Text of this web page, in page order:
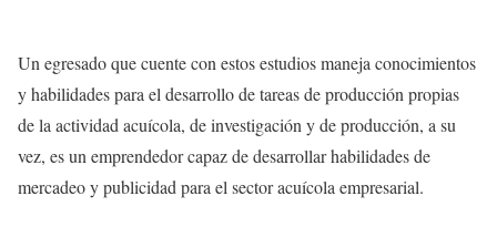
Un egresado que cuente con estos estudios maneja conocimientos
y habilidades para el desarrollo de tareas de producción propias
de la actividad acuícola, de investigación y de producción, a su
vez, es un emprendedor capaz de desarrollar habilidades de
mercadeo y publicidad para el sector acuícola empresarial.